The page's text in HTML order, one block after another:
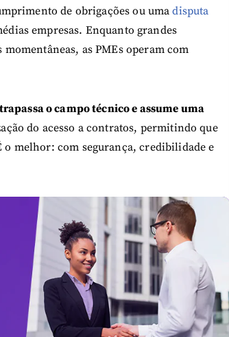
de obrigações ou umadisputa
empresas. Enquanto grandes
as PMEs operam com
o campo técnico e assume uma
do acesso a contratos, permitindo que
o melhor: com segurança, credibilidade e